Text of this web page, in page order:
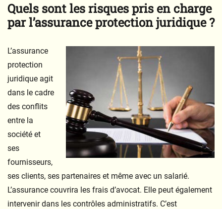
Quels sont les risques pris en charge
par l’assurance protection juridique ?
L’assurance
protection
juridique agit
dans le cadre
des conflits
entre la
société et
ses
fournisseurs,
ses clients, ses partenaires et même avec un salarié.
L’assurance couvrira les frais d’avocat. Elle peut également
intervenir dans les contrôles administratifs. C’est